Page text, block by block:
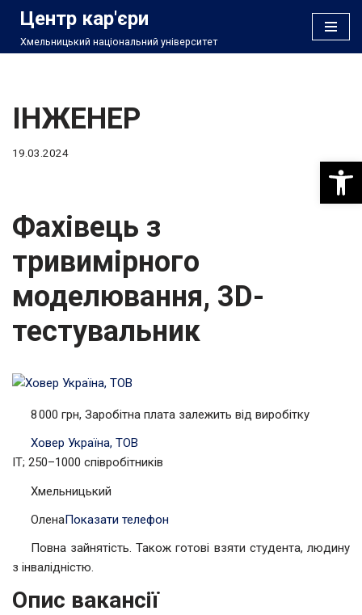
Перейти
Центр кар'єри
Хмельницький національний університет
ІНЖЕНЕР
19.03.2024
Фахівець з
тривимірного
моделювання, 3D-
тестувальник
8 000 грн, Заробітна плата залежить від виробітку
Ховер Україна, ТОВ
IT; 250–1000 співробітників
Хмельницький
ОленаПоказати телефон
Повна зайнятість. Також готові взяти студента, людину
з інвалідністю.
Опис вакансії